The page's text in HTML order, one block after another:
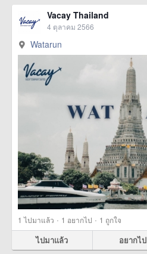
Vacay Thailand
4 ตุลาคม 2566
Watarun
1 ไปมาแล้ว · 1 อยากไป · 1 ถูกใจ
ไปมาแล้ว อยากไป